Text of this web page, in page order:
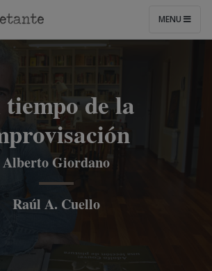
MENU
de la
Alberto Giordano
Raúl A. Cuello